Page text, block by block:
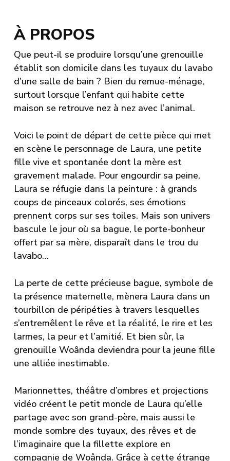
À PROPOS
Que peut-il se produire lorsqu’une grenouille
établit son domicile dans les tuyaux du lavabo
d’une salle de bain ? Bien du remue-ménage,
surtout lorsque l’enfant qui habite cette
maison se retrouve nez à nez avec l’animal.
Voici le point de départ de cette pièce qui met
en scène le personnage de Laura, une petite
fille vive et spontanée dont la mère est
gravement malade. Pour engourdir sa peine,
Laura se réfugie dans la peinture : à grands
coups de pinceaux colorés, ses émotions
prennent corps sur ses toiles. Mais son univers
bascule le jour où sa bague, le porte-bonheur
offert par sa mère, disparaît dans le trou du
lavabo…
La perte de cette précieuse bague, symbole de
la présence maternelle, mènera Laura dans un
tourbillon de péripéties à travers lesquelles
s’entremêlent le rêve et la réalité, le rire et les
larmes, la peur et l’amitié. Et bien sûr, la
grenouille Woânda deviendra pour la jeune fille
une alliée inestimable.
Marionnettes, théâtre d’ombres et projections
vidéo créent le petit monde de Laura qu’elle
partage avec son grand-père, mais aussi le
monde sombre des tuyaux, des rêves et de
l’imaginaire que la fillette explore en
compagnie de Woânda. Grâce à cette étrange